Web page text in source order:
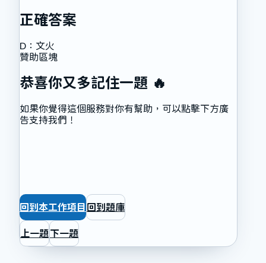
正確答案
D ： 文火
贊助區塊
恭喜你又多記住一題 🔥
如果你覺得這個服務對你有幫助，可以點擊下方廣
告支持我們！
回到本工作項目 回到題庫
上一題下一題